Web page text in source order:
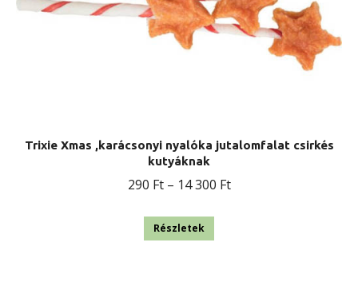
Trixie Xmas ,karácsonyi nyalóka jutalomfalat csirkés
kutyáknak
290 Ft – 14 300 FtÁrtartomány:
Részletek